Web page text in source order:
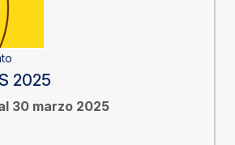
2025
30 marzo 2025